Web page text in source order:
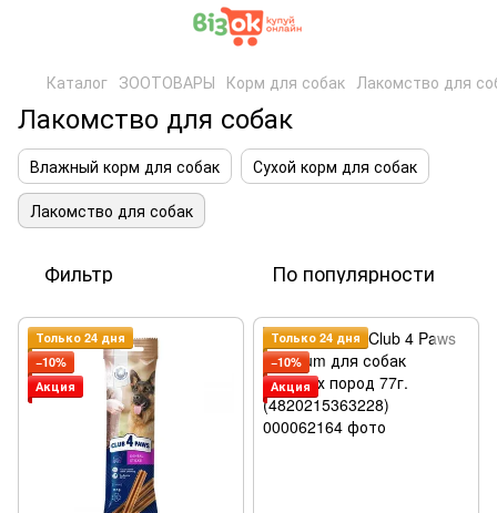
Каталог ЗООТОВАРЫ Корм для собак Лакомство для
Лакомство для собак
Влажный корм для собак
Сухой корм для собак
Лакомство для собак
Фильтр По популярности
Только 24 дня
−10%
Акция
Только 24 дня
−10%
Акция